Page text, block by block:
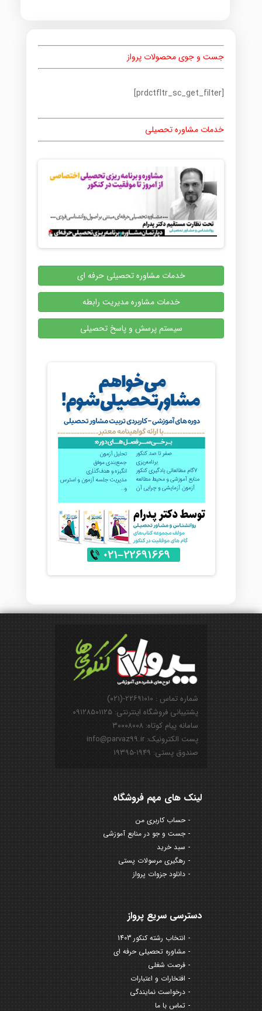
جست و جوی محصولات پرواز
[prdctfltr_sc_get_filter]
خدمات مشاوره تحصیلی
خدمات مشاوره تحصیلی حرفه ای
خدمات مشاوره مدیریت رابطه
سیستم پرسش و پاسخ تحصیلی
شماره تماس : ۲۲۶۹۱۰۱۰-(۰۲۱)
پشتیبانی فروشگاه اینترنتی: ۰۹۱۲۸۵۰۱۱۲۵
سامانه پیام کوتاه: ۳۰۰۰۸۰۰۸
پست الکترونیک: info@parvaz99.ir
صندوق پستی: ۱۹۴۹-۱۹۳۹۵
لینک های مهم فروشگاه
حساب کاربری من
جست و جو در منابع آموزشی
سبد خرید
رهگیری مرسولات پستی
دانلود جزوات پرواز
دسترسی سریع پرواز
انتخاب رشته کنکور 1403
مشاوره تحصیلی حرفه ای
فرصت شغلی
افتخارات و اعتبارات
درخواست نمایندگی
تماس با ما